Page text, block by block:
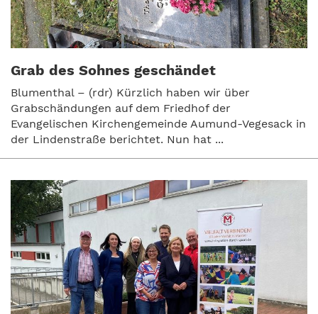
Grab des Sohnes geschändet
Blumenthal – (rdr) Kürzlich haben wir über
Grabschändungen auf dem Friedhof der
Evangelischen Kirchengemeinde Aumund-Vegesack in
der Lindenstraße berichtet. Nun hat ...